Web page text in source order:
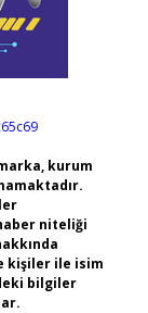
kurum
niteliği
kişiler ile isim
bilgiler